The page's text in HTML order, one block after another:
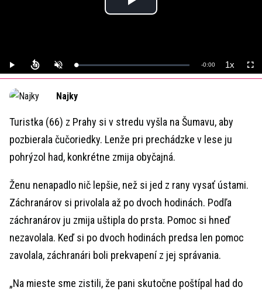
Play
Play UnmuteLoaded:
0%
Remaining
-0:00 1xPlayback
Rate
Najky
Turistka (66) z Prahy si v stredu vyšla na Šumavu, aby
pozbierala čučoriedky. Lenže pri prechádzke v lese ju
pohrýzol had, konkrétne zmija obyčajná.
Ženu nenapadlo nič lepšie, než si jed z rany vysať ústami.
Záchranárov si privolala až po dvoch hodinách. Podľa
záchranárov ju zmija uštipla do prsta. Pomoc si hneď
nezavolala. Keď si po dvoch hodinách predsa len pomoc
zavolala, záchranári boli prekvapení z jej správania.
„Na mieste sme zistili, že pani skutočne poštípal had do